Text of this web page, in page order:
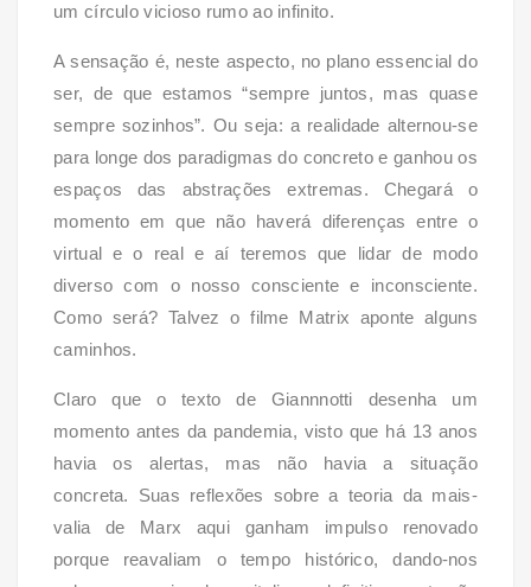
um círculo vicioso rumo ao infinito.
A sensação é, neste aspecto, no plano essencial do
ser, de que estamos “sempre juntos, mas quase
sempre sozinhos”. Ou seja: a realidade alternou-se
para longe dos paradigmas do concreto e ganhou os
espaços das abstrações extremas. Chegará o
momento em que não haverá diferenças entre o
virtual e o real e aí teremos que lidar de modo
diverso com o nosso consciente e inconsciente.
Como será? Talvez o filme Matrix aponte alguns
caminhos.
Claro que o texto de Giannnotti desenha um
momento antes da pandemia, visto que há 13 anos
havia os alertas, mas não havia a situação
concreta. Suas reflexões sobre a teoria da mais-
valia de Marx aqui ganham impulso renovado
porque reavaliam o tempo histórico, dando-nos